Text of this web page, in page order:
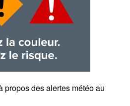
propos des alertes météo au